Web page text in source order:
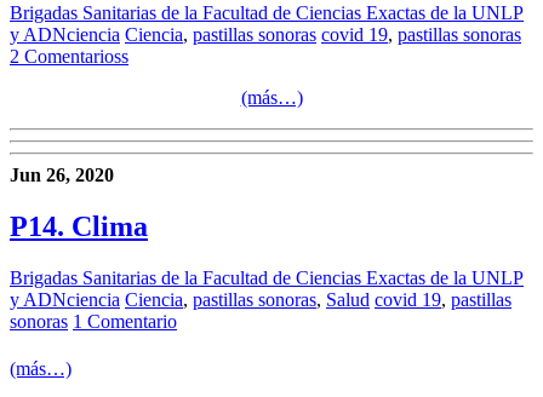
Brigadas Sanitarias de la Facultad de Ciencias Exactas de la UNLP
y ADNciencia Ciencia, pastillas sonoras covid 19, pastillas sonoras
2 Comentarioss
(más…)
Jun 26, 2020
P14. Clima
Brigadas Sanitarias de la Facultad de Ciencias Exactas de la UNLP
y ADNciencia Ciencia, pastillas sonoras, Salud covid 19, pastillas
sonoras 1 Comentario
(más…)